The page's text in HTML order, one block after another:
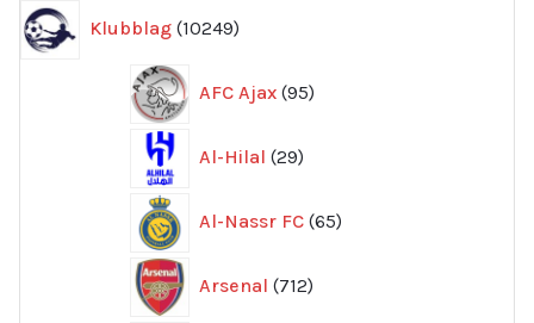
Klubblag 10249
produkter
AFC Ajax 95
produkter
Al-Hilal 29
produkter
Al-Nassr FC 65
produkter
Arsenal 712
produkter